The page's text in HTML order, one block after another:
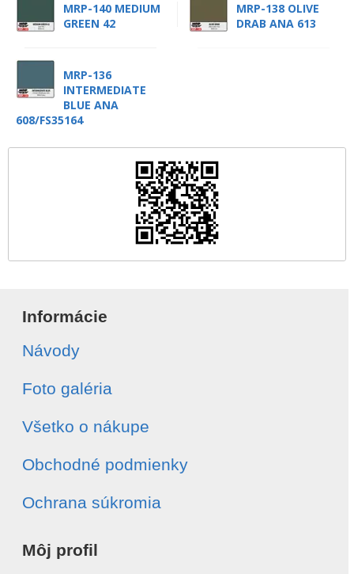
MRP-140 MEDIUM
GREEN 42
MRP-138 OLIVE
DRAB ANA 613
MRP-136
INTERMEDIATE
BLUE ANA
608/FS35164
Informácie
Návody
Foto galéria
Všetko o nákupe
Obchodné podmienky
Ochrana súkromia
Môj profil